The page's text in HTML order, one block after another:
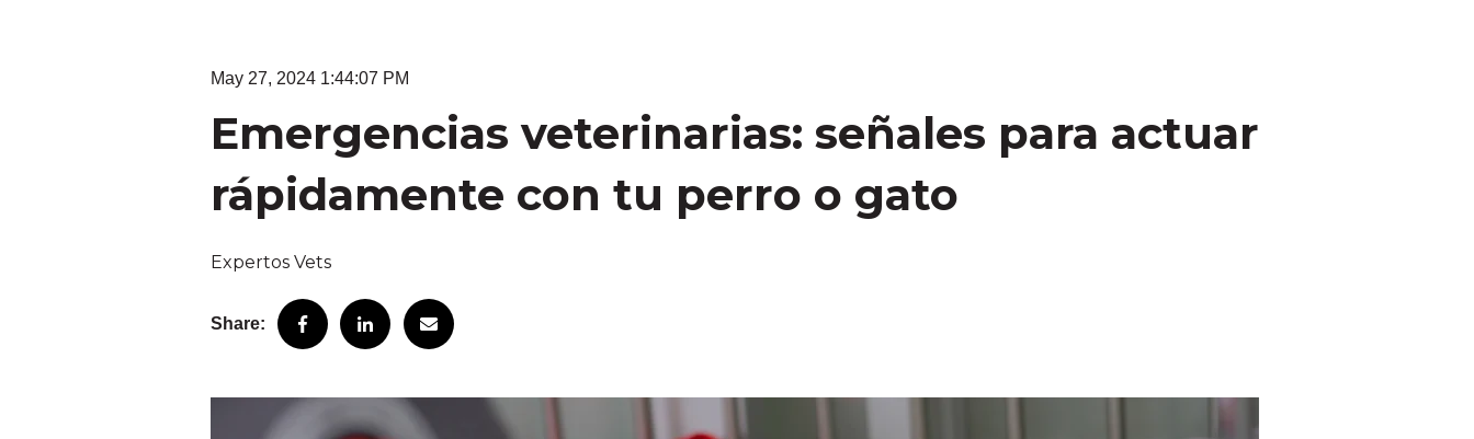
May 27, 2024 1:44:07 PM
Emergencias veterinarias: señales para actuar
rápidamente con tu perro o gato
Expertos Vets
Share: